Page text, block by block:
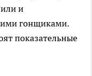
и
гонщиками.
показательные